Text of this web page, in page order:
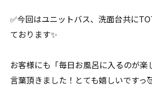
✅今回はユニットバス、洗面台共に
ております✨
お客様にも「毎日お風呂に入るのが楽
言葉頂きました！とても嬉しいですっ